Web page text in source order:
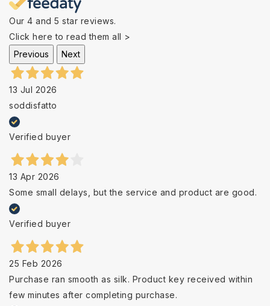
Our 4 and 5 star reviews.
Click here to read them all >
Previous
Next
13 Jul 2026
soddisfatto
Verified buyer
13 Apr 2026
Some small delays, but the service and product are good.
Verified buyer
25 Feb 2026
Purchase ran smooth as silk. Product key received within
few minutes after completing purchase.